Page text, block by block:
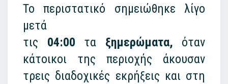
Το περιστατικό σημειώθηκε λίγο
μετά
τις 04:00 τα ξημερώματα, όταν
κάτοικοι της περιοχής άκουσαν
τρεις διαδοχικές εκρήξεις και στη